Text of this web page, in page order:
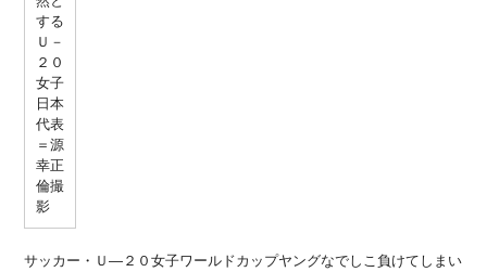
サッカー・Ｕ―２０女子ワールドカップヤングなでしこ負けてしまい